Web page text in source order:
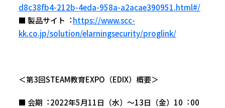
d8c38fb4-212b-4eda-958a-a2acae390951.html#/
■ 製品サイト︓https://www.scc-
kk.co.jp/solution/elarningsecurity/proglink/
＜第3回STEAM教育EXPO（EDIX）概要＞
■ 会期︓2022年5月11日（水）～13日（金）10︓00